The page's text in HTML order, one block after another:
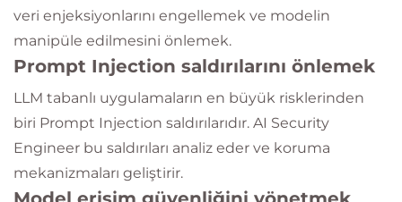
veri enjeksiyonlarını engellemek ve modelin
manipüle edilmesini önlemek.
Prompt Injection saldırılarını önlemek
LLM tabanlı uygulamaların en büyük risklerinden
biri Prompt Injection saldırılarıdır. AI Security
Engineer bu saldırıları analiz eder ve koruma
mekanizmaları geliştirir.